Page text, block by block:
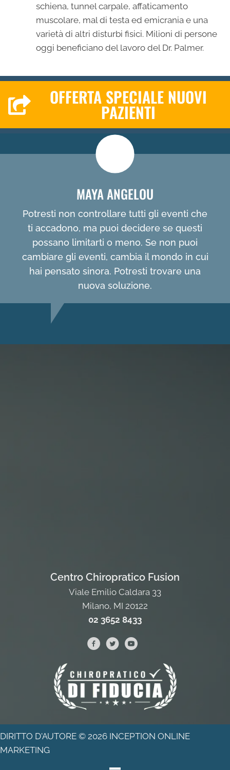
schiena, tunnel carpale, affaticamento
muscolare, mal di testa ed emicrania e una
varietà di altri disturbi fisici. Milioni di persone
oggi beneficiano del lavoro del Dr. Palmer.
OFFERTA SPECIALE NUOVI
PAZIENTI
MAYA ANGELOU
Potresti non controllare tutti gli eventi che
ti accadono, ma puoi decidere se questi
possano limitarti o meno. Se non puoi
cambiare gli eventi, cambia il mondo in cui
hai pensato sinora. Potresti trovare una
nuova soluzione.
Centro Chiropratico Fusion
Viale Emilio Caldara 33
Milano, MI 20122
02 3652 8433
DIRITTO D'AUTORE © 2026 INCEPTION ONLINE
MARKETING